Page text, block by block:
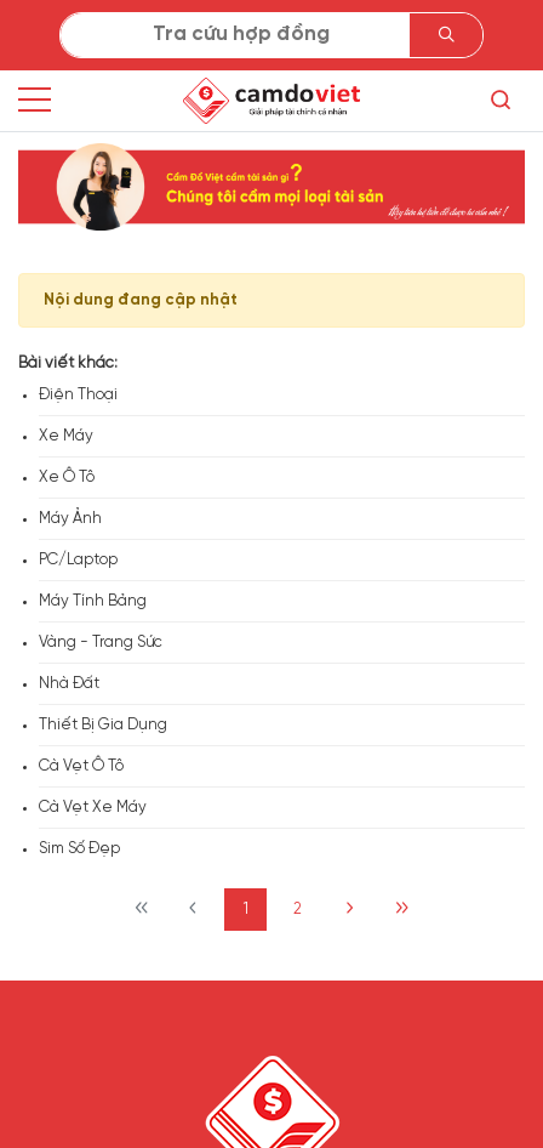
Nội dung đang cập nhật
Bài viết khác:
Điện Thoại
Xe Máy
Xe Ô Tô
Máy Ảnh
PC/Laptop
Máy Tính Bảng
Vàng - Trang Sức
Nhà Đất
Thiết Bị Gia Dụng
Cà Vẹt Ô Tô
Cà Vẹt Xe Máy
Sim Số Đẹp
2